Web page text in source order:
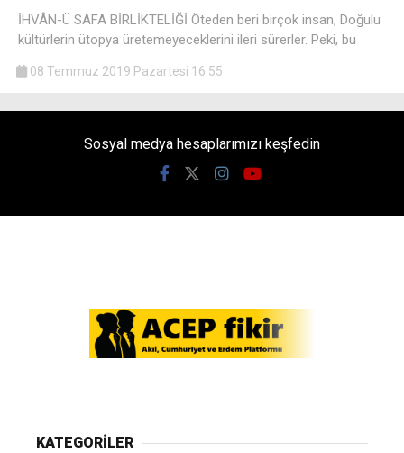
İHVÂN-Ü SAFA BİRLİKTELİĞİ Öteden beri birçok insan, Doğulu
kültürlerin ütopya üretemeyeceklerini ileri sürerler. Peki, bu
08 Temmuz 2019 Pazartesi 16:55
Sosyal medya hesaplarımızı keşfedin
KATEGORİLER